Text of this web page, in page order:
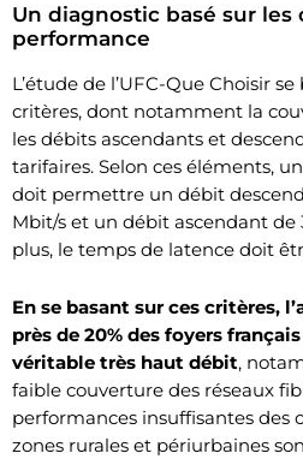
Un diagnostic basé sur les
performance
L’étude de l’UFC-Que Choisir
critères, dont notamment la
les débits ascendants et
tarifaires. Selon ces éléments,
doit permettre un débit
Mbit/s et un débit ascendant
plus, le temps de latence doit
En se basant sur ces critères,
près de 20% des foyers
véritable très haut débit,
faible couverture des réseaux
performances insuffisantes des
zones rurales et périurbaines